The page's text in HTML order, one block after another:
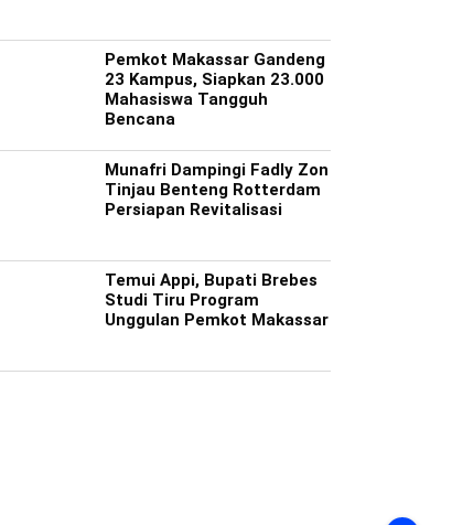
Pemkot Makassar Gandeng
23 Kampus, Siapkan 23.000
Mahasiswa Tangguh
Bencana
Munafri Dampingi Fadly Zon
Tinjau Benteng Rotterdam
Persiapan Revitalisasi
Temui Appi, Bupati Brebes
Studi Tiru Program
Unggulan Pemkot Makassar